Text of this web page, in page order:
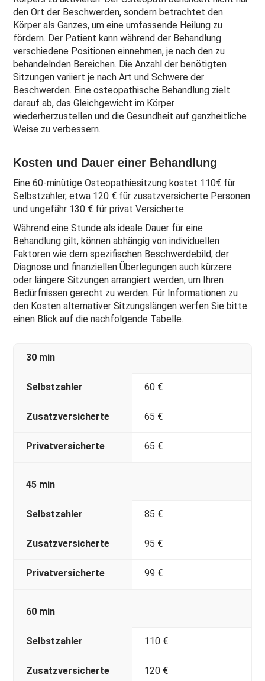
den Ort der Beschwerden, sondern betrachtet den
Körper als Ganzes, um eine umfassende Heilung zu
fördern. Der Patient kann während der Behandlung
verschiedene Positionen einnehmen, je nach den zu
behandelnden Bereichen. Die Anzahl der benötigten
Sitzungen variiert je nach Art und Schwere der
Beschwerden. Eine osteopathische Behandlung zielt
darauf ab, das Gleichgewicht im Körper
wiederherzustellen und die Gesundheit auf ganzheitliche
Weise zu verbessern.
Kosten und Dauer einer Behandlung
Eine 60-minütige Osteopathiesitzung kostet 110€ für
Selbstzahler, etwa 120 € für zusatzversicherte Personen
und ungefähr 130 € für privat Versicherte.
Während eine Stunde als ideale Dauer für eine
Behandlung gilt, können abhängig von individuellen
Faktoren wie dem spezifischen Beschwerdebild, der
Diagnose und finanziellen Überlegungen auch kürzere
oder längere Sitzungen arrangiert werden, um Ihren
Bedürfnissen gerecht zu werden. Für Informationen zu
den Kosten alternativer Sitzungslängen werfen Sie bitte
einen Blick auf die nachfolgende Tabelle.
Selbstzahler
Zusatzversicherte
Privatversicherte
30 min
60 €
65 €
65 €
Selbstzahler
Zusatzversicherte
Privatversicherte
45 min
85 €
95 €
99 €
Selbstzahler
Zusatzversicherte
60 min
110 €
120 €